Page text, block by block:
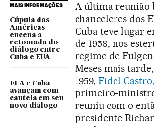
MAIS INFORMAÇÕES
Cúpula das
Américas
encena a
retomada do
diálogo entre
Cuba e EUA
EUA e Cuba
avançam com
cautela em seu
novo diálogo
A última reunião
chanceleres dos
Cuba teve lugar
de 1958, nos
regime de
Meses mais
1959, Fidel Castro,
primeiro-ministro
reuniu com o
presidente